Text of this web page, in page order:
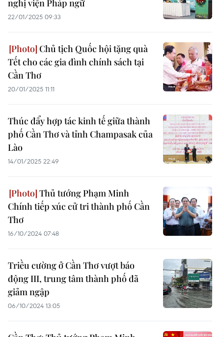
nghị viện Pháp ngữ
22/01/2025 09:33
Chủ tịch Quốc hội tặng quà
Tết cho các gia đình chính sách tại
Cần Thơ
20/01/2025 11:11
Thúc đẩy hợp tác kinh tế giữa thành
phố Cần Thơ và tỉnh Champasak của
Lào
14/01/2025 22:49
Thủ tướng Phạm Minh
Chính tiếp xúc cử tri thành phố Cần
Thơ
16/10/2024 07:48
Triều cường ở Cần Thơ vượt báo
động III, trung tâm thành phố đã
giảm ngập
06/10/2024 13:05